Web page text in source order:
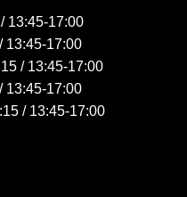
13:45-17:00
13:45-17:00
/ 13:45-17:00
13:45-17:00
/ 13:45-17:00